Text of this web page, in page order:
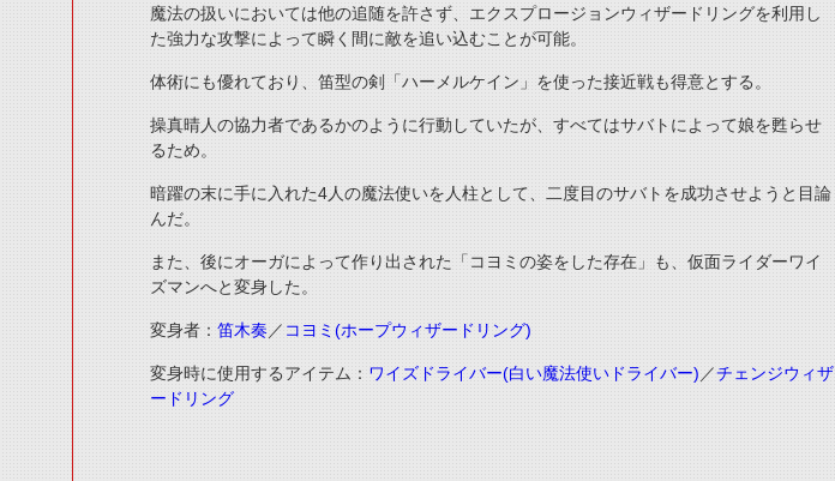
魔法の扱いにおいては他の追随を許さず、エクスプロージョンウィザードリングを利用し
た強力な攻撃によって瞬く間に敵を追い込むことが可能。
体術にも優れており、笛型の剣「ハーメルケイン」を使った接近戦も得意とする。
操真晴人の協力者であるかのように行動していたが、すべてはサバトによって娘を甦らせ
るため。
暗躍の末に手に入れた4人の魔法使いを人柱として、二度目のサバトを成功させようと目論
んだ。
また、後にオーガによって作り出された「コヨミの姿をした存在」も、仮面ライダーワイ
ズマンへと変身した。
変身者： 笛木奏 ／ コヨミ(ホープウィザードリング)
変身時に使用するアイテム： ワイズドライバー(白い魔法使いドライバー) ／チェンジウィザ
ードリング